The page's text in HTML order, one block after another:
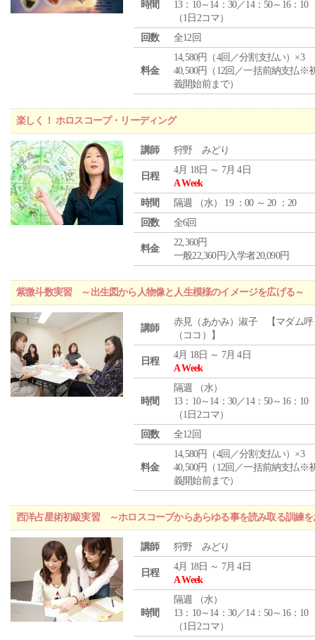
時間
13：10～14：30／14：50～16：10
（1日2コマ）
回数
全12回
料金
14,580円（4回／分割支払い）×3
40,500円（12回／一括前納支払※
義開始前まで）
楽しく！ ホロスコープ・リーディング
講師 狩野 みどり
日程
4月 18日 ～ 7月 4日
A Week
時間
隔週 （水） 19 ：00 ～ 20 ：20
回数
全6回
料金
22,360円
一般22,360円/入学者20,090円
紫微斗数実習 ～出生図から人物像と人生模様のイメージを広げる～
講師
赤見（あかみ）淑子 【マダム呼
（ココ）】
日程
4月 18日 ～ 7月 4日
A Week
時間
隔週 （水）
13：10～14：30／14：50～16：10
（1日2コマ）
回数
全12回
料金
14,580円（4回／分割支払い）×3
40,500円（12回／一括前納支払※
義開始前まで）
西洋占星術初級実習 ～ホロスコープからあらゆる事を読み取る訓練を
講師 狩野 みどり
日程
4月 18日 ～ 7月 4日
A Week
時間
隔週 （水）
13：10～14：30／14：50～16：10
（1日2コマ）